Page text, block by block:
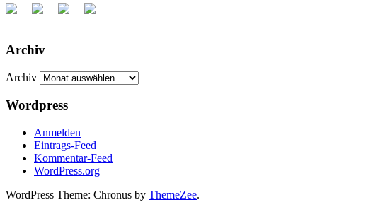
Archiv
Archiv
Wordpress
Anmelden
Eintrags-Feed
Kommentar-Feed
WordPress.org
WordPress Theme: Chronus by ThemeZee.